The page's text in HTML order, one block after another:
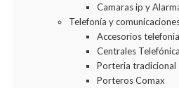
Camaras ip y
Telefonía y
Accesorios telefonia
Centrales
Porteria tradicional
Porteros Comax